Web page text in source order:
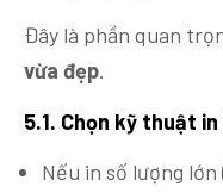
Đây là phần quan
vừa đẹp.
5.1. Chọn kỹ thuật in
Nếu in số lượng